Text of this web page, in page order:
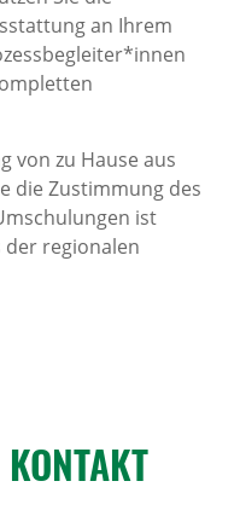
an Ihrem
von zu Hause aus
die Zustimmung des
ist
der regionalen